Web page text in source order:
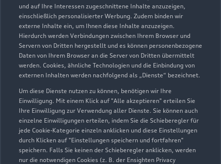
und auf Ihre Interessen zugeschnittene Inhalte anzuzeigen,
einschließlich personalisierter Werbung. Zudem binden wir
externe Inhalte ein, um Ihnen diese Inhalte anzuzeigen.
Hierdurch werden Verbindungen zwischen Ihrem Browser und
Servern von Dritten hergestellt und es können personenbezogene
Daten von Ihrem Browser an die Server von Dritten übermittelt
werden. Cookies, ähnliche Technologien und die Einbindung von
externen Inhalten werden nachfolgend als „Dienste“ bezeichnet.
Um diese Dienste nutzen zu können, benötigen wir Ihre
Einwilligung. Mit einem Klick auf "Alle akzeptieren" erteilen Sie
Ihre Einwilligung zur Verwendung aller Dienste. Sie können auch
einzelne Einwilligungen erteilen, indem Sie die Schieberegler für
jede Cookie-Kategorie einzeln anklicken und diese Einstellungen
durch Klicken auf "Einstellungen speichern und fortfahren"
speichern. Falls Sie keinen der Schieberegler anklicken, werden
nur die notwendigen Cookies (z. B. der Ensighten Privacy
Borsigring 10 A
31319 Sehnde
05138 9616
info@holzbrecher-automobile.de